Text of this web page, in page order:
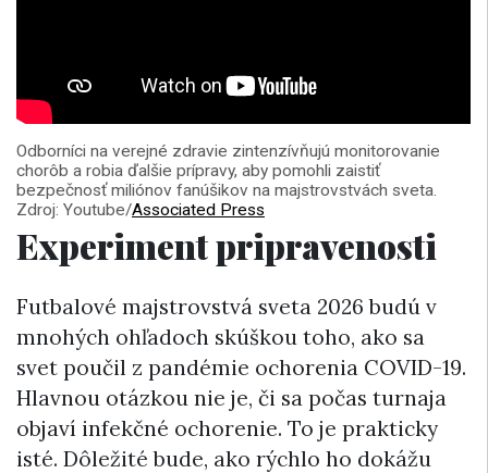
Odborníci na verejné zdravie zintenzívňujú monitorovanie
chorôb a robia ďalšie prípravy, aby pomohli zaistiť
bezpečnosť miliónov fanúšikov na majstrovstvách sveta.
Zdroj: Youtube/Associated Press
Experiment pripravenosti
Futbalové majstrovstvá sveta 2026 budú v
mnohých ohľadoch skúškou toho, ako sa
svet poučil z pandémie ochorenia COVID-19.
Hlavnou otázkou nie je, či sa počas turnaja
objaví infekčné ochorenie. To je prakticky
isté. Dôležité bude, ako rýchlo ho dokážu